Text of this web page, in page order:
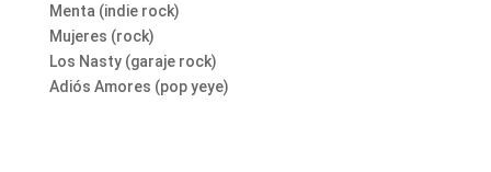
Menta (indie rock)
Mujeres (rock)
Los Nasty (garaje rock)
Adiós Amores (pop yeye)